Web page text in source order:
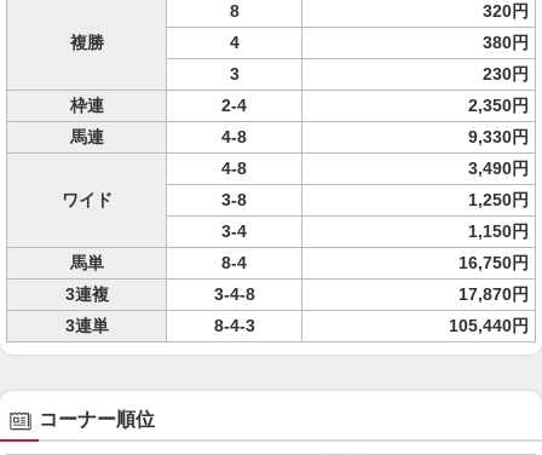
複勝
8
320円
4
380円
3
230円
枠連
2-4
2,350円
馬連
4-8 9,330円
ワイド
4-8
3,490円
3-8
1,250円
3-4
1,150円
馬単
8-4
16,750円
3連複
3-4-8
17,870円
3連単
8-4-3 105,440円
コーナー順位